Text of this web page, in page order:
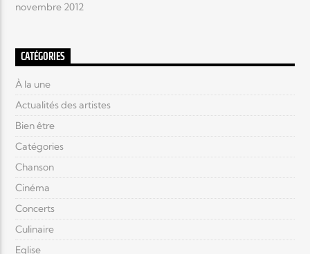
novembre 2012
CATÉGORIES
À la une
Actualités des artistes
Bien être
Catégories
Chanson
Cinéma
Concerts
Culinaire
Eglise